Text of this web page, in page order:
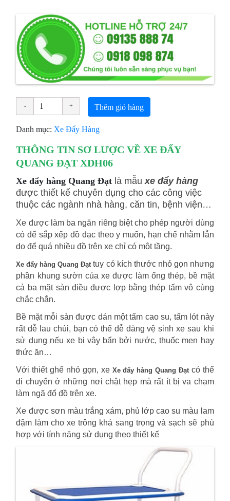
Thêm giỏ hàng
Danh mục: Xe Đẩy Hàng
THÔNG TIN SƠ LƯỢC VỀ XE ĐẨY
QUANG ĐẠT XDH06
Xe đẩy hàng Quang Đạt là mẫuxe đẩy hàng
được thiết kế chuyên dụng cho các công việc
thuộc các ngành nhà hàng, căn tin, bệnh viện…
Xe được làm ba ngăn riêng biệt cho phép người dùng
có để sắp xếp đồ đạc theo y muốn, hạn chế nhằm lẫn
do để quá nhiều đồ trên xe chỉ có một tầng.
Xe đẩy hàng Quang Đạt tuy có kích thước nhỏ gọn nhưng
phần khung sườn của xe được làm ống thép, bề mặt
cả ba mặt sàn điều được lợp bằng thép tấm vô cùng
chắc chắn.
Bề mặt mỗi sàn được dán một tấm cao su, tấm lót này
rất dễ lau chùi, bạn có thể dễ dàng vệ sinh xe sau khi
sử dụng nếu xe bị vây bẩn bởi nước, thuốc men hay
thức ăn…
Với thiết ghế nhỏ gọn, xe Xe đẩy hàng Quang Đạtcó thể
di chuyển ở những nơi chật hẹp mà rất ít bị va chạm
làm ngã đổ đồ trên xe.
Xe được sơn màu trắng xám, phủ lớp cao su màu lam
đậm làm cho xe trông khá sang trọng và sạch sẽ phù
hợp với tính năng sử dụng theo thiết kế